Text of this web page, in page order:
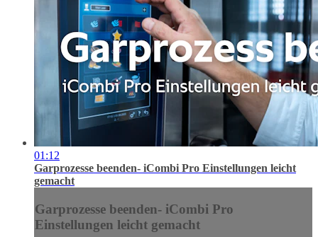
01:12
Garprozesse beenden- iCombi Pro Einstellungen leicht
gemacht
Garprozesse beenden- iCombi Pro
Einstellungen leicht gemacht